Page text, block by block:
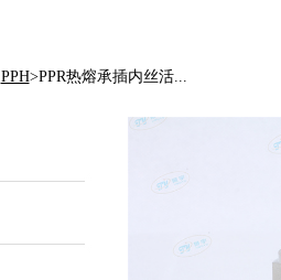
PPH>PPR热熔承插内丝活...